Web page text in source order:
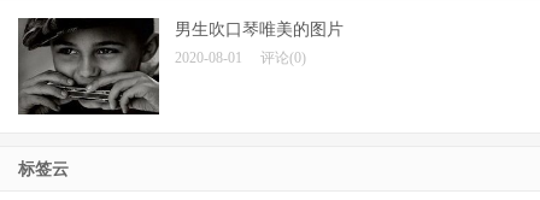
男生吹口琴唯美的图片
2020-08-01 评论(0)
标签云